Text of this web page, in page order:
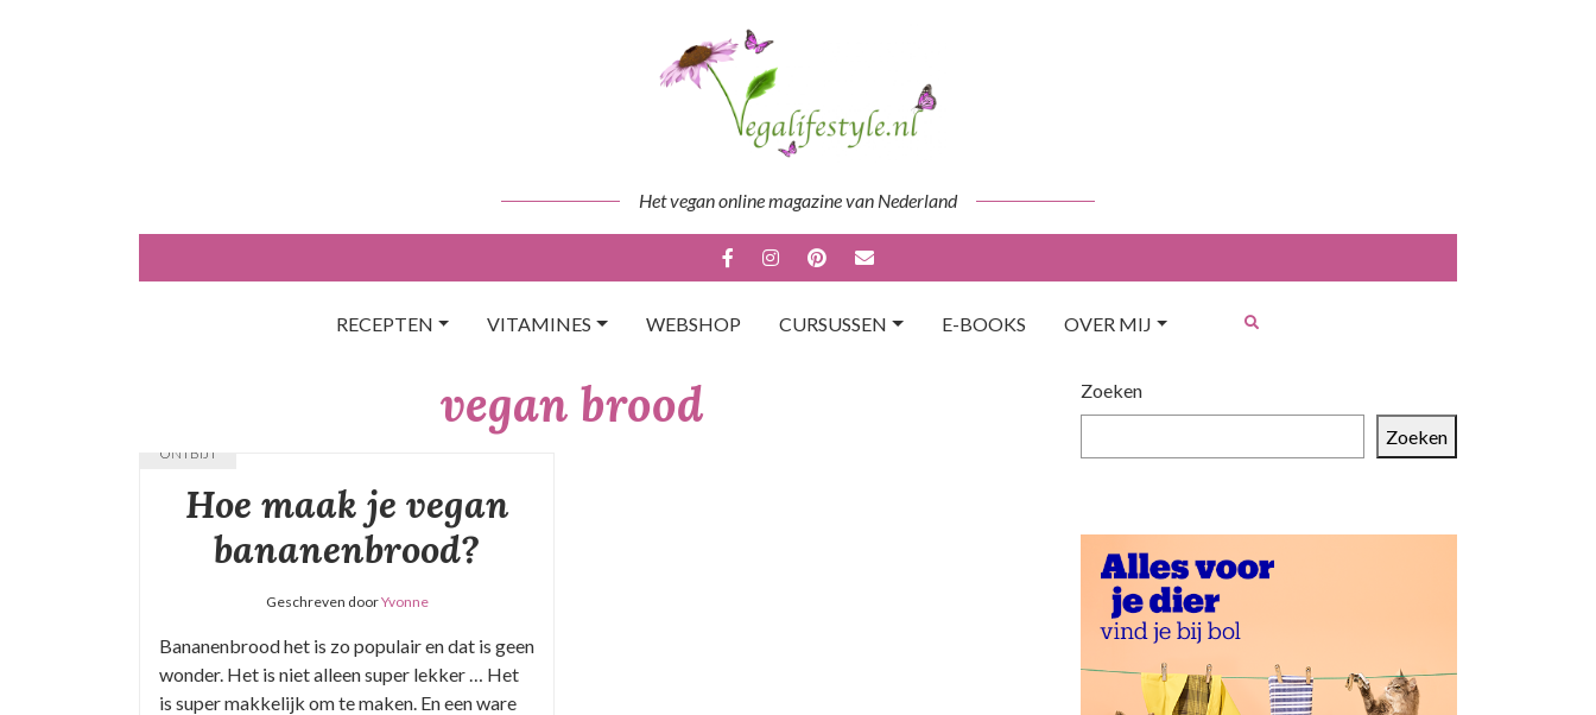
Het vegan online magazine van Nederland
RECEPTEN VITAMINES WEBSHOP CURSUSSEN E-BOOKS OVER MIJ
vegan brood
ONTBIJT
Hoe maak je vegan
bananenbrood?
Geschreven doorYvonne
Bananenbrood het is zo populair en dat is geen
wonder. Het is niet alleen super lekker … Het
is super makkelijk om te maken. En een ware
Zoeken
Zoeken